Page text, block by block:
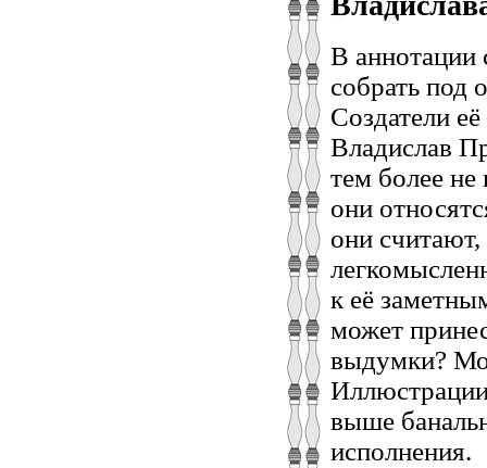
В аннотации
собрать под
Создатели
Владислав
тем более не
они
они
к её
может
выдумки?
выше
исполнения.